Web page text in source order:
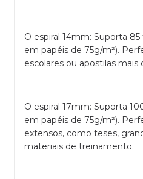
O espiral 14mm: Suporta
em papéis de 75g/m²).
escolares ou apostilas mais
O espiral 17mm: Suporta
em papéis de 75g/m²).
extensos, como teses,
materiais de treinamento.